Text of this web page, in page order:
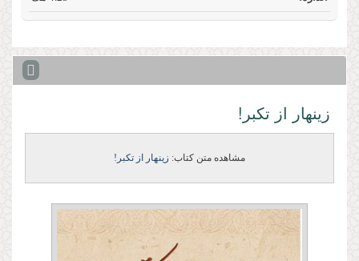
زینهار از تکبر!
مشاهده متن کتاب: زینهار از تکبر!